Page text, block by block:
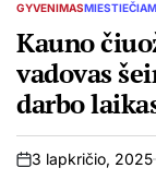
POSTED
GYVENIMAS
Kauno
vadovas
darbo
2025
on
3 lapkričio, 2025